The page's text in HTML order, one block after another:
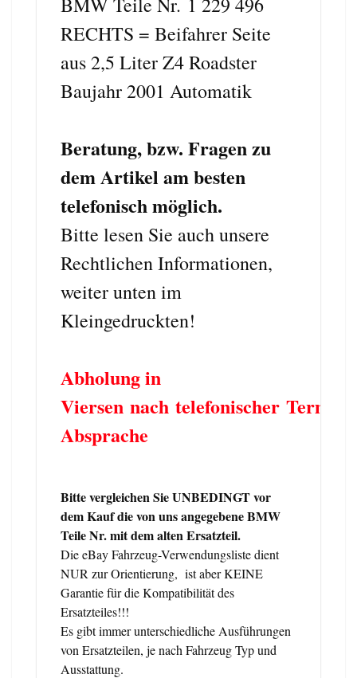
RECHTS = Beifahrer Seite
aus 2,5 Liter Z4 Roadster
Baujahr 2001 Automatik
Beratung, bzw. Fragen zu
dem Artikel am besten
telefonisch möglich.
Bitte lesen Sie auch unsere
Rechtlichen Informationen,
weiter unten im
Kleingedruckten!
Abholung in
Viersen nach telefonischer Termin
Absprache
Bitte vergleichen Sie UNBEDINGT vor
dem Kauf die von uns angegebene BMW
Teile Nr. mit dem alten Ersatzteil.
Die eBay Fahrzeug-Verwendungsliste dient
NUR zur Orientierung, ist aber KEINE
Garantie für die Kompatibilität des
Ersatzteiles!!!
Es gibt immer unterschiedliche Ausführungen
von Ersatzteilen, je nach Fahrzeug Typ und
Ausstattung.